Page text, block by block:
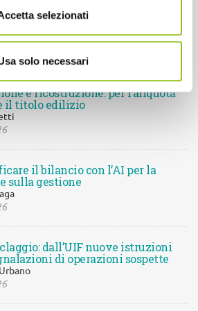
selezionati
solo necessari
fiscale: le nuove funzionalità e i
e ricostruzione: per l’aliquota
il titolo edilizio
il bilancio con l’AI per la
sulla gestione
dall’UIF nuove istruzioni
di operazioni sospette